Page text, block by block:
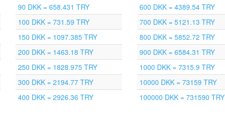
90 DKK = 658.431 TRY
100 DKK = 731.59 TRY
150 DKK = 1097.385 TRY
200 DKK = 1463.18 TRY
250 DKK = 1828.975 TRY
300 DKK = 2194.77 TRY
400 DKK = 2926.36 TRY
600 DKK = 4389.54 TRY
700 DKK = 5121.13 TRY
800 DKK = 5852.72 TRY
900 DKK = 6584.31 TRY
1000 DKK = 7315.9 TRY
10000 DKK = 73159 TRY
100000 DKK = 731590 TRY